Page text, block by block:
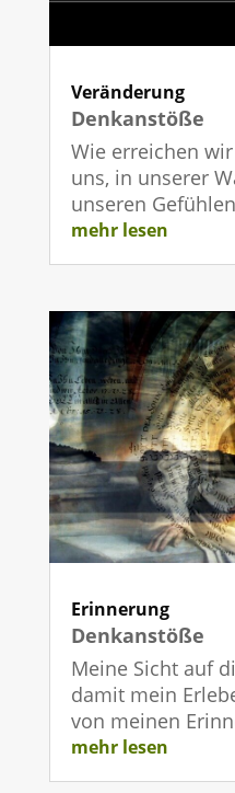
Veränderung
Denkanstöße
Wie erreichen
uns, in unserer
unseren
mehr lesen
Erinnerung
Denkanstöße
Meine Sicht auf
damit mein
von meinen
mehr lesen